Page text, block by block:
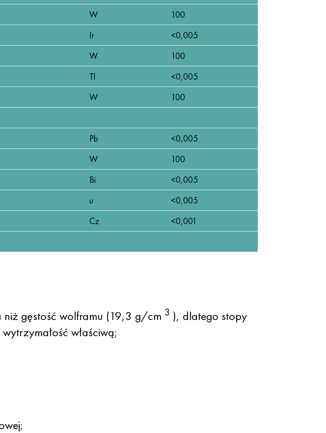
W
100
Ir
<0,005
W
100
Tl
<0,005
W
100
Pb
<0,005
W
100
Bi
<0,005
u
<0,005
Cz
<0,001
niż gęstość wolframu (19,3 g/cm 3 ), dlatego stopy
właściwą;